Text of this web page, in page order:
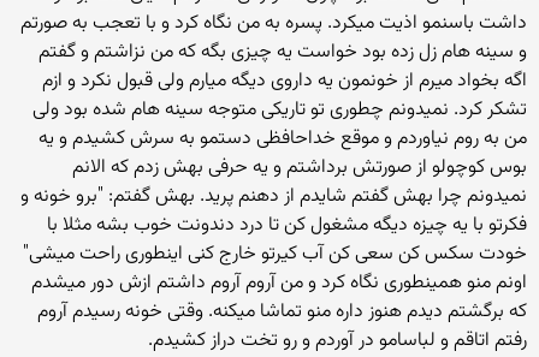
داشت باسنمو اذیت میکرد. پسره به من نگاه کرد و با تعجب به صورتم
و سینه هام زل زده بود خواست یه چیزی بگه که من نزاشتم و گفتم
اگه بخواد میرم از خونمون یه داروی دیگه میارم ولی قبول نکرد و ازم
تشکر کرد. نمیدونم چطوری تو تاریکی متوجه سینه هام شده بود ولی
من به روم نیاوردم و موقع خداحافظی دستمو به سرش کشیدم و یه
بوس کوچولو از صورتش برداشتم و یه حرفی بهش زدم که الانم
نمیدونم چرا بهش گفتم شایدم از دهنم پرید. بهش گفتم: "برو خونه و
فکرتو با یه چیزه دیگه مشغول کن تا درد دندونت خوب بشه مثلا با
خودت سکس کن سعی کن آب کیرتو خارج کنی اینطوری راحت میشی"
اونم منو همینطوری نگاه کرد و من آروم آروم داشتم ازش دور میشدم
که برگشتم دیدم هنوز داره منو تماشا میکنه. وقتی خونه رسیدم آروم
رفتم اتاقم و لباسامو در آوردم و رو تخت دراز کشیدم.